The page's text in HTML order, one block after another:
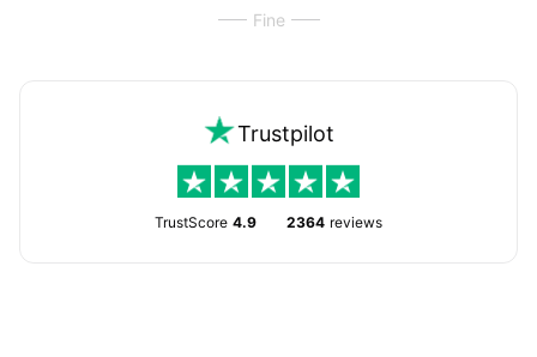
Fine
Trustpilot
TrustScore 4.9 2364 reviews